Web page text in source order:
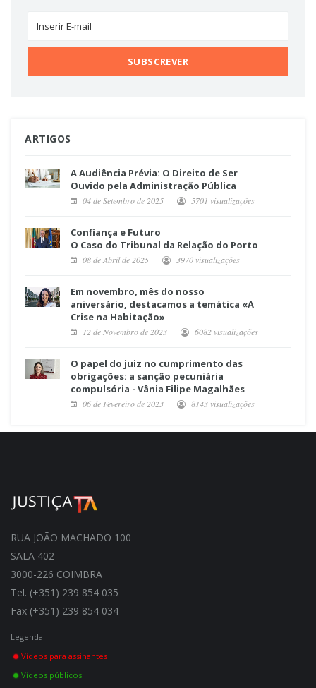
ARTIGOS
A Audiência Prévia: O Direito de Ser
Ouvido pela Administração Pública
04 de Setembro de 2025 5701 visualizações
Confiança e Futuro
O Caso do Tribunal da Relação do Porto
08 de Abril de 2025 3970 visualizações
Em novembro, mês do nosso
aniversário, destacamos a temática «A
Crise na Habitação»
12 de Novembro de 2023 6082 visualizações
O papel do juiz no cumprimento das
obrigações: a sanção pecuniária
compulsória - Vânia Filipe Magalhães
06 de Fevereiro de 2023 8143 visualizações
RUA JOÃO MACHADO 100
SALA 402
3000-226 COIMBRA
Tel. (+351) 239 854 035
Fax (+351) 239 854 034
Legenda:
Vídeos para assinantes
Vídeos públicos